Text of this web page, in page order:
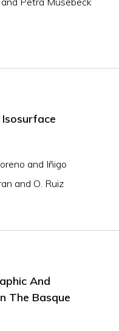
and Iñigo
and O. Ruiz
And
The Basque